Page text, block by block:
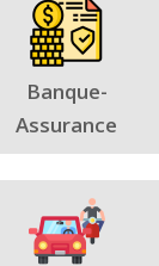
Banque-
Assurance